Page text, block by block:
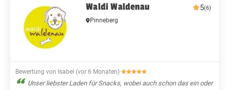
Waldi Waldenau 5(6)
Pinneberg
Bewertung von Isabel (vor 6 Monaten)·
Unser liebster Laden für Snacks, wobei auch schon das ein oder